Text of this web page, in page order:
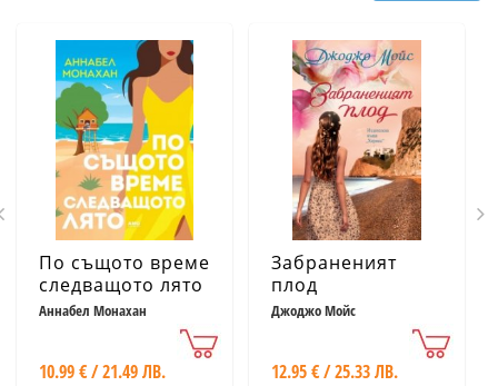
По същото време
следващото лято
Аннабел Монахан
10.99 € / 21.49 ЛВ.
Забраненият
плод
Джоджо Мойс
12.95 € / 25.33 ЛВ.